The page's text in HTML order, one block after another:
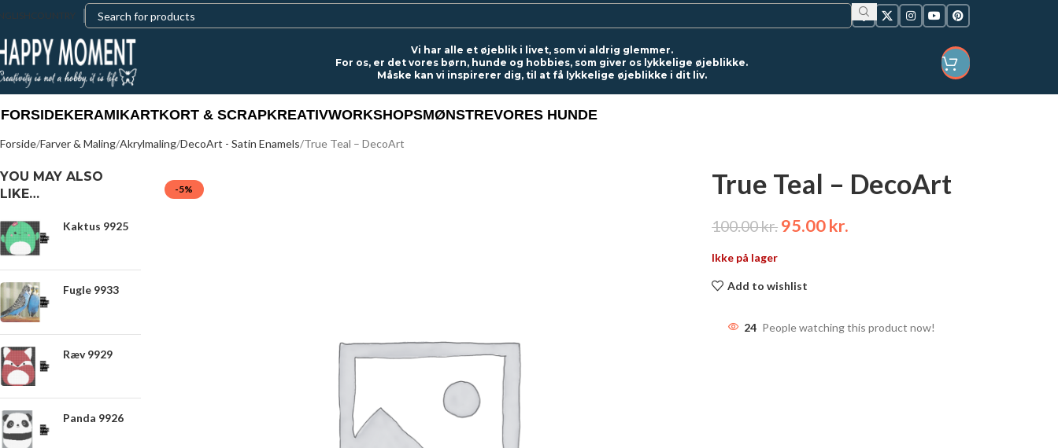
COUNTRY
Vi har alle et øjeblik i livet, som vi aldrig glemmer.
For os, er det vores børn, hunde og hobbies, som giver os lykkelige øjeblikke.
Måske kan vi inspirerer dig, til at få lykkelige øjeblikke i dit liv.
FORSIDEKERAMIKARTKORT & SCRAPKREATIVWORKSHOPSMØNSTREVORES HUNDE
Forside Farver & Maling Akrylmaling DecoArt - Satin Enamels True Teal – DecoArt
YOU MAY ALSO
LIKE…
Kaktus 9925
Fugle 9933
Ræv 9929
Panda 9926
-5% True Teal – DecoArt
100.00kr. 95.00kr.
Ikke på lager
Add to wishlist
24 People watching this product now!